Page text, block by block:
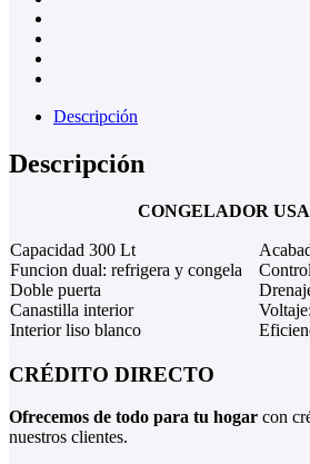
Descripción
Descripción
CONGELADOR
Capacidad 300 Lt
Funcion dual: refrigera y congela
Doble puerta
Canastilla interior
Interior liso blanco
CRÉDITO DIRECTO
Ofrecemos de todo para tu hogar con
nuestros clientes.